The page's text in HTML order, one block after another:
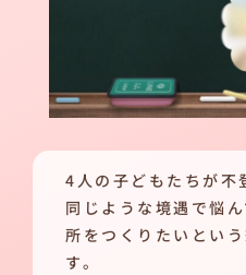
4人の子どもたちが不
同じような境遇で悩
所をつくりたいとい
す。